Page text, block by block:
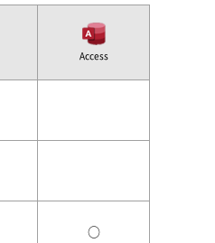
Access
○